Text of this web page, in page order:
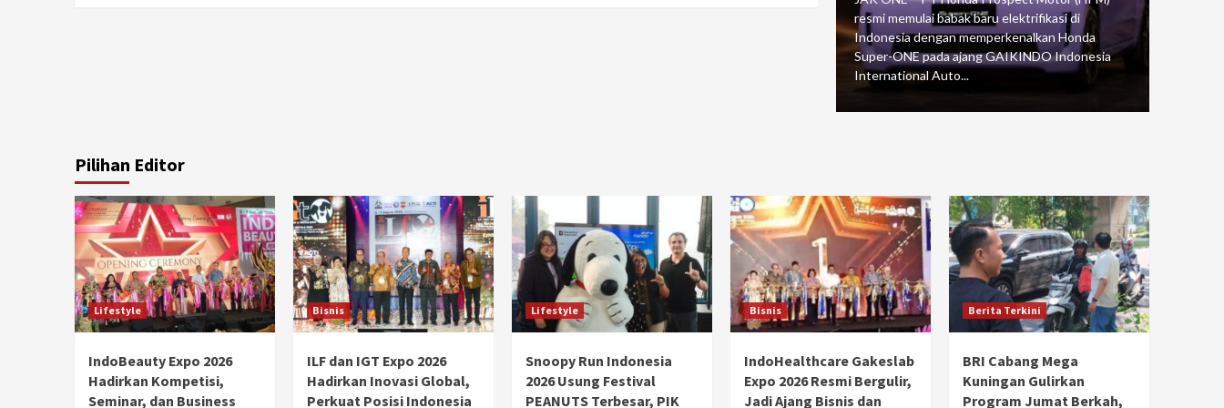
resmi memulai babak baru elektrifikasi di
Indonesia dengan memperkenalkan Honda
Super-ONE pada ajang GAIKINDO Indonesia
International Auto...
Pilihan Editor
Lifestyle
IndoBeauty Expo 2026
Hadirkan Kompetisi,
Seminar, dan Business
Bisnis
ILF dan IGT Expo 2026
Hadirkan Inovasi Global,
Perkuat Posisi Indonesia
Lifestyle
Snoopy Run Indonesia
2026 Usung Festival
PEANUTS Terbesar, PIK
Bisnis
IndoHealthcare Gakeslab
Expo 2026 Resmi Bergulir,
Jadi Ajang Bisnis dan
Berita Terkini
BRI Cabang Mega
Kuningan Gulirkan
Program Jumat Berkah,